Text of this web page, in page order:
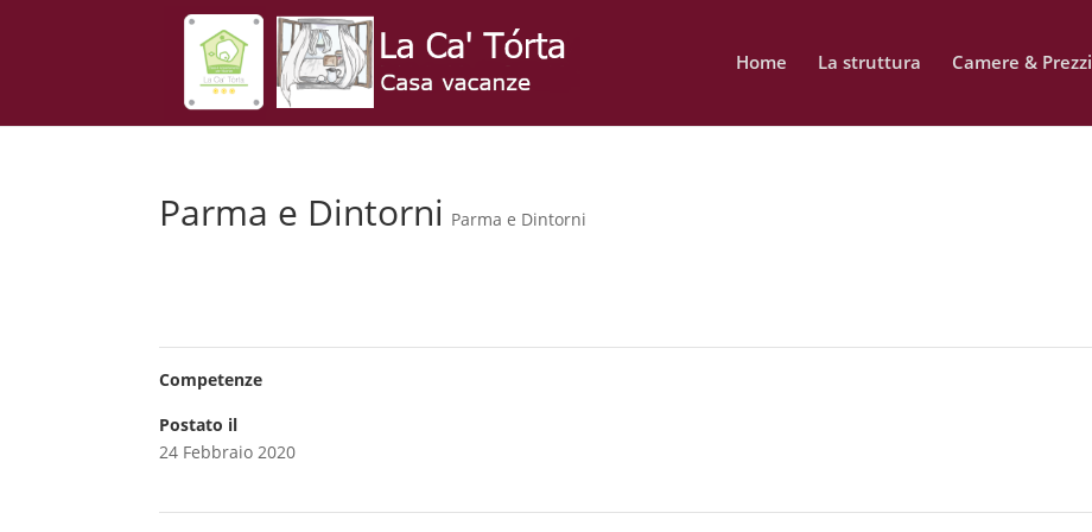
Home La struttura Camere & Prezzi
Parma e Dintorni Parma e Dintorni
Competenze
Postato il
24 Febbraio 2020